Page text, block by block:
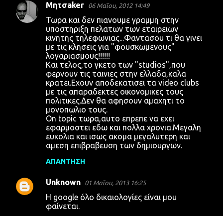
Σ
Μητσaker 06 Μαΐου, 2012 14:49
Τωρα και δεν πιανουμε γραμμη στην
υποστηριξη πελατων των εταιρειων
κινητης τηλεφωνιας...Φαντασου τι θα γινει
με τις κλησεις για "φουσκωμενους"
λογαριασμους!!!!!!
Και τελος,το γκετο των "studios",που
φερνουν τις ταινιες στην ελλαδα,καλα
κρατει.Εχουν αποδεκατισει τα video clubs
με τις απαραδεκτες οικονομικες τους
πολιτικες.Δεν θα αφησουν αμαχητι το
μονοπωλιο τους.
On topic τωρα,αυτο επρεπε να εχει
εφαρμοστει εδω και πολλα χρονια.Μεγαλη
ευκολια και ισως ακομα μεγαλυτερη και
αμεση επιβραβευση των δημιουργων.
ΑΠΆΝΤΗΣΗ
Unknown 01 Μαΐου, 2013 16:25
Η google όλο δικαιολογίες είναι μου
φαίνεται.